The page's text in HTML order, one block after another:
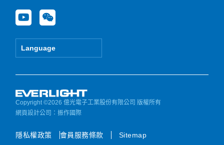
Y
o
u
e
W
e
i
Language
Copyright ©2026 億光電子工業股份有限公司 版權所有
網頁設計公司 ：振作國際
隱私權政策 會員服務條款 Sitemap